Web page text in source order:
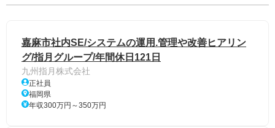
嘉麻市社内SE/システムの運用.管理や改善ヒアリン
グ/指月グループ/年間休日121日
九州指月株式会社
正社員
福岡県
年収300万円～350万円